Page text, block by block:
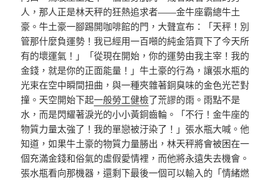
人，那人正是林天秤的狂熱追求者——金牛座霸總牛土
豪。牛土豪一腳踢開咖啡館的門，大聲宣布：「天秤！別
管那什麼負運勢！我已經用一百噸的純金箔買下了今天所
有的壞運氣！」「從現在開始，你的運勢由我主宰！我的
金錢，就是你的正面能量！」牛土豪的行為，讓張水瓶的
光束在空中瞬間扭曲，與一種夾雜著銅臭味的金色光芒對
撞。天空開始下起一般勞工健檢了荒謬的雨。雨點不是
水，而是閃耀著淚光的小小黃銅齒輪。「不行！金牛座的
物質力量太強了！我的單戀被汙染了！」張水瓶大喊。他
知道，如果牛土豪的物質力量勝出，林天秤將會被困在一
個充滿金錢和俗氣的虛假愛情裡，而他將永遠失去機會。
張水瓶看向那機器，還剩下最後一個可以輸入的「情緒燃